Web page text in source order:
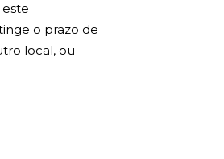
o prazo de
local, ou